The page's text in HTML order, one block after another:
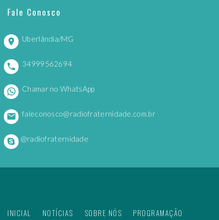
Fale Conosco
Uberlândia/MG
34999562694
Chamar no WhatsApp
faleconosco@radiofraternidade.com.br
@radiofraternidade
INICIAL NOTÍCIAS SOBRE NÓS PROGRAMAÇÃO